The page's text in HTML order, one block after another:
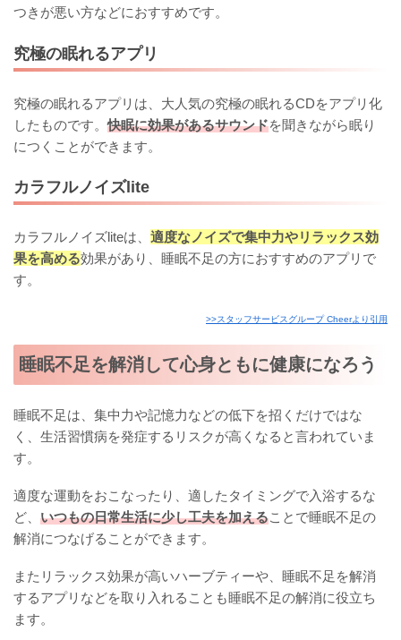
つきが悪い方などにおすすめです。
究極の眠れるアプリ
究極の眠れるアプリは、大人気の究極の眠れるCDをアプリ化
したものです。快眠に効果があるサウンドを聞きながら眠り
につくことができます。
カラフルノイズlite
カラフルノイズliteは、 適度なノイズで集中力やリラックス効
果を高める効果があり、睡眠不足の方におすすめのアプリで
す。
>>スタッフサービスグループ Cheerより引用
睡眠不足を解消して心身ともに健康になろう
睡眠不足は、集中力や記憶力などの低下を招くだけではな
く、生活習慣病を発症するリスクが高くなると言われていま
す。
適度な運動をおこなったり、適したタイミングで入浴するな
ど、 いつもの日常生活に少し工夫を加えることで睡眠不足の
解消につなげることができます。
またリラックス効果が高いハーブティーや、睡眠不足を解消
するアプリなどを取り入れることも睡眠不足の解消に役立ち
ます。